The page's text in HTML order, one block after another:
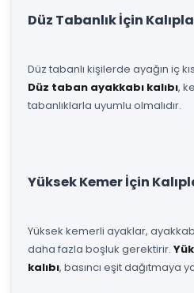
Düz Tabanlık İçin
Düz tabanlı kişilerde ayağın iç
Düz taban ayakkabı kalıbı,
tabanlıklarla uyumlu olmalıdır.
Yüksek Kemer İçin
Yüksek kemerli ayaklar,
daha fazla boşluk gerektirir.
kalıbı, basıncı eşit dağıtmaya